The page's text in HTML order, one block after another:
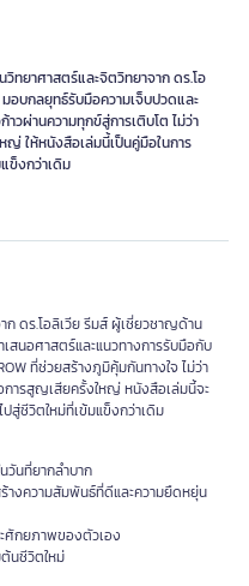
ทยาศาสตร์และจิตวิทยาจาก ดร.โอ
อบกลยุทธ์รับมือความเจ็บปวดและ
วผ่านความทุกข์สู่การเติบโต ไม่ว่า
ญ่ ให้หนังสือเล่มนี้เป็นคู่มือในการ
ข็งกว่าเดิม
ดร.โอลิเวีย รีมส์ ผู้เชี่ยวชาญด้าน
สนอศาสตร์และแนวทางการรับมือกับ
ที่ช่วยสร้างภูมิคุ้มกันทางใจ ไม่ว่า
ารสูญเสียครั้งใหญ่ หนังสือเล่มนี้จะ
สู่ชีวิตใหม่ที่เข้มแข็งกว่าเดิม
วันที่ยากลำบาก
างความสัมพันธ์ที่ดีและความยืดหยุ่น
ศักยภาพของตัวเอง
นชีวิตใหม่